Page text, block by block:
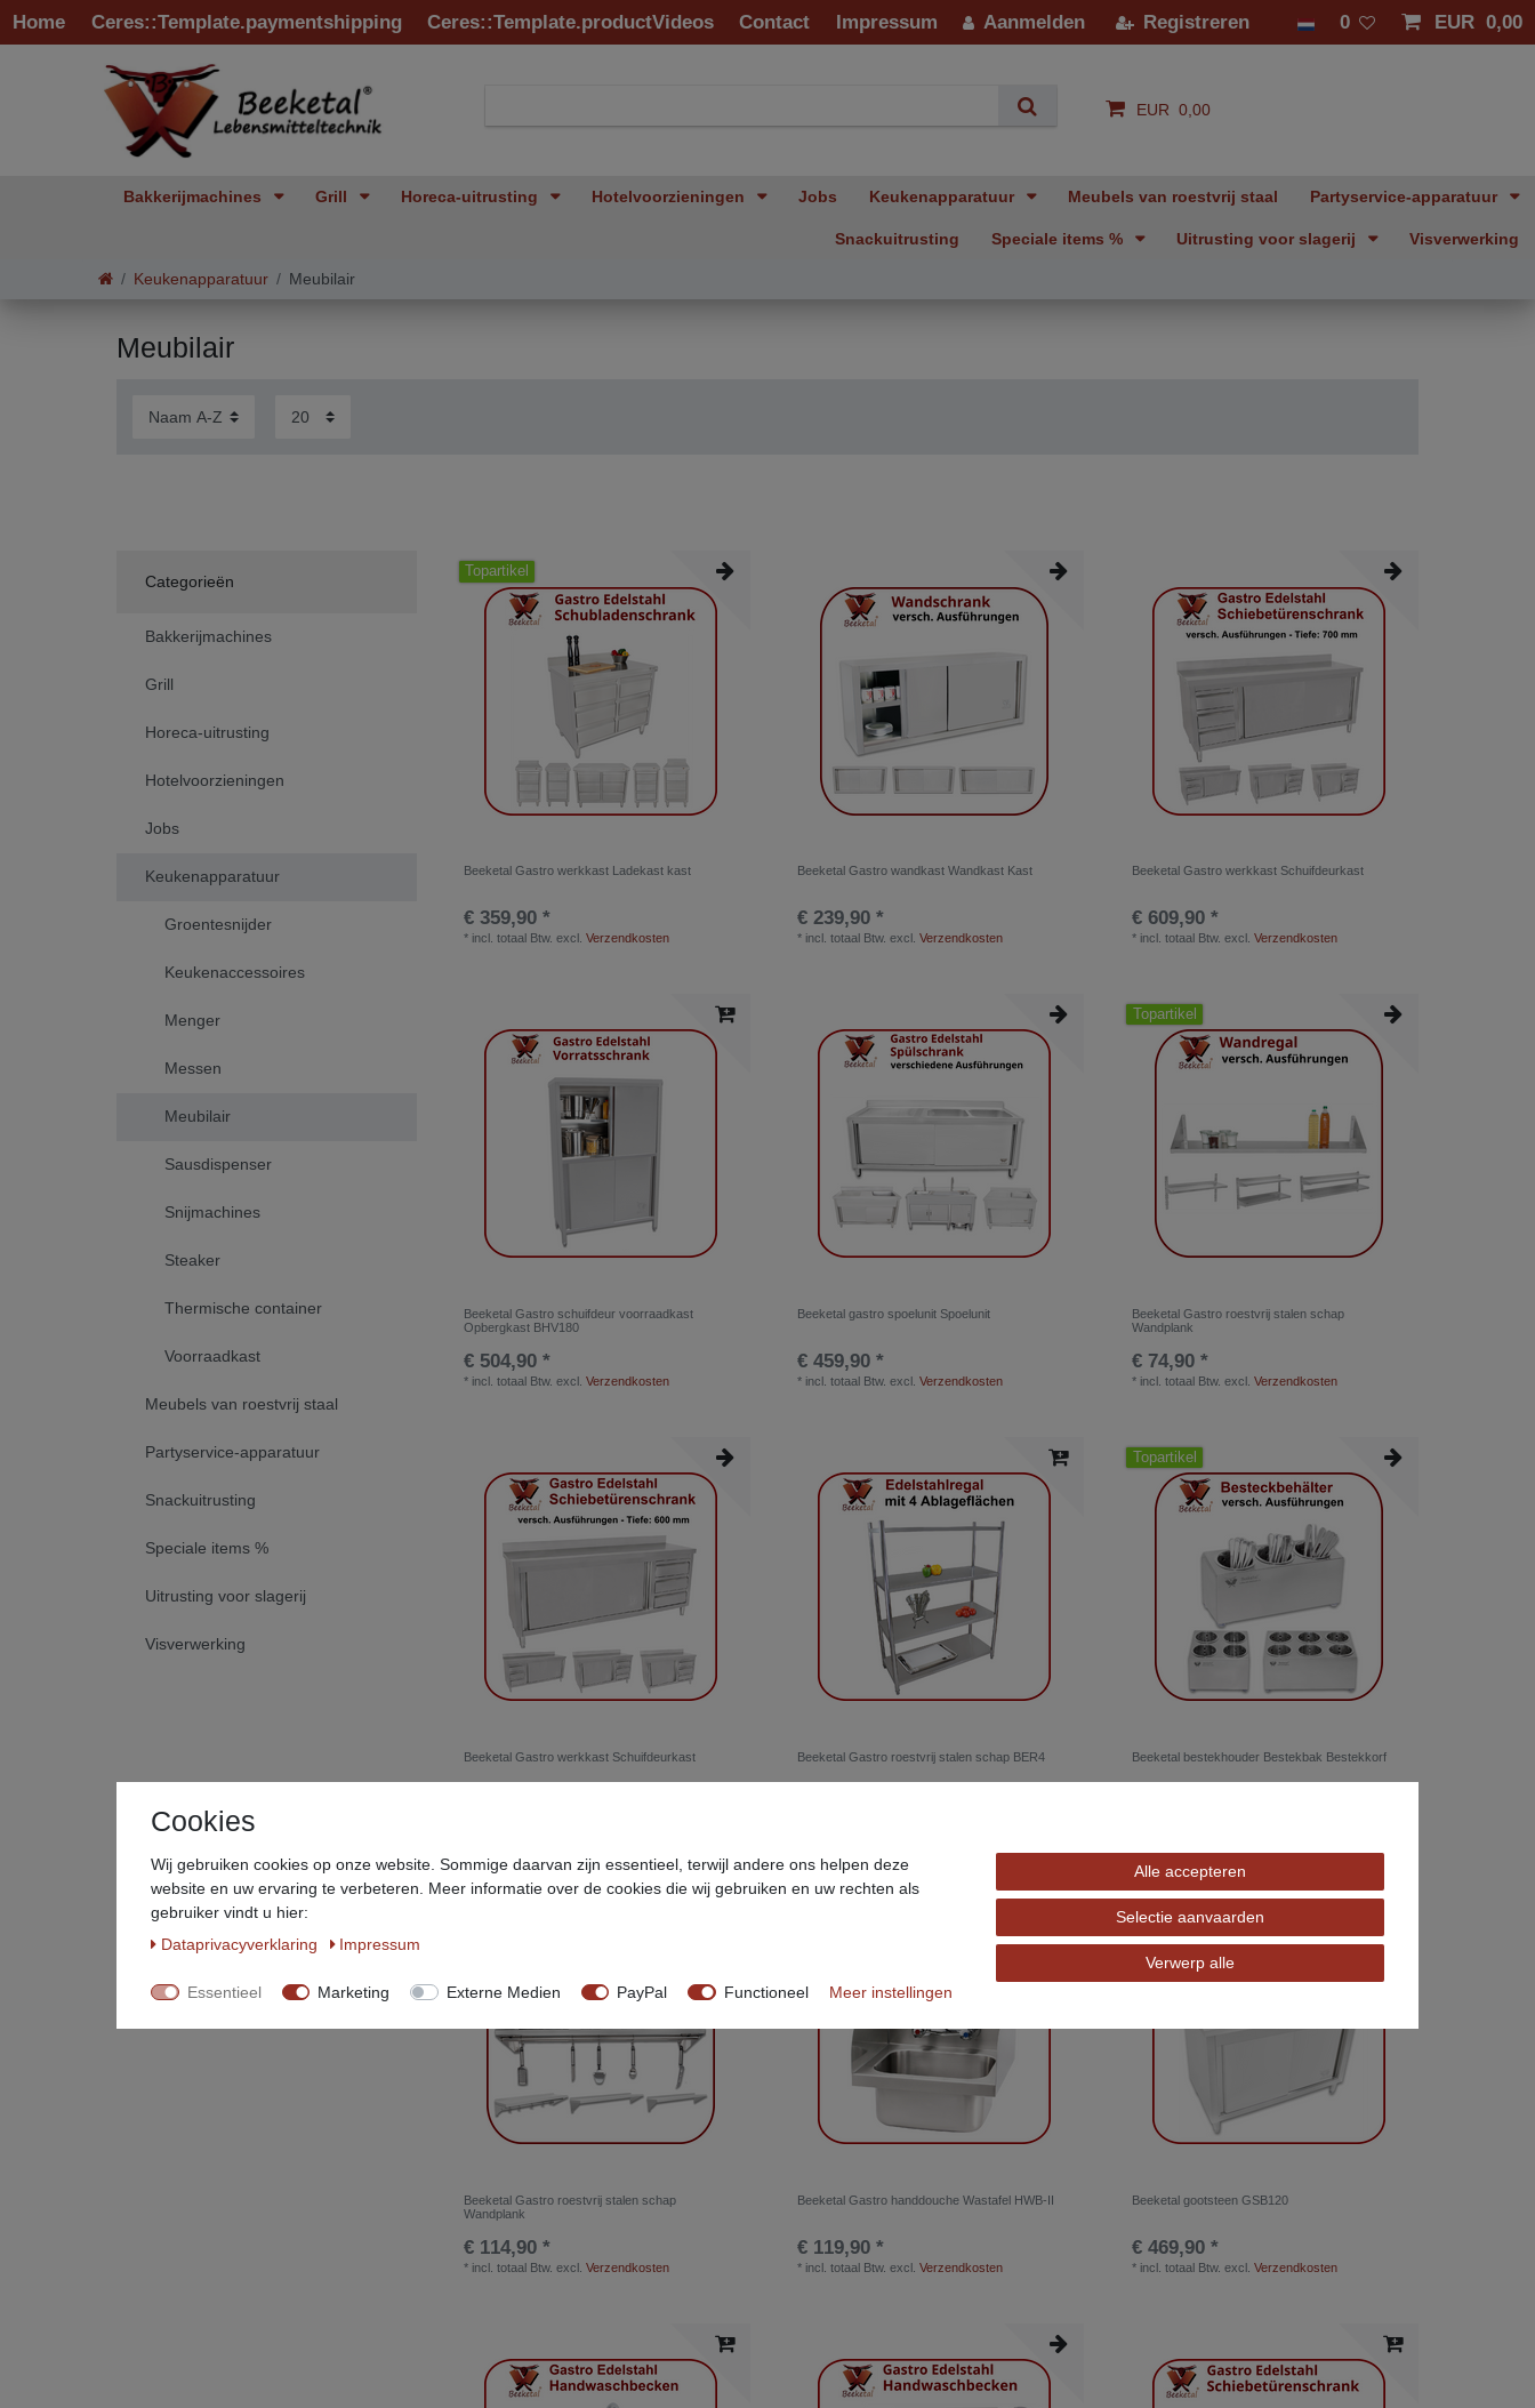
Home Ceres::Template.paymentshipping Ceres::Template.productVideos Contact Impressum Aanmelden Registreren 0 EUR 0,00
EUR 0,00
Bakkerijmachines Grill Horeca-uitrusting Hotelvoorzieningen Jobs Keukenapparatuur Meubels van roestvrij staal Partyservice-apparatuur
Snackuitrusting Speciale items % Uitrusting voor slagerij Visverwerking
Keukenapparatuur Meubilair
Meubilair
Categorieën
Bakkerijmachines
Grill
Horeca-uitrusting
Hotelvoorzieningen
Jobs
Keukenapparatuur
Groentesnijder
Keukenaccessoires
Menger
Messen
Meubilair
Sausdispenser
Snijmachines
Steaker
Thermische container
Voorraadkast
Meubels van roestvrij staal
Partyservice-apparatuur
Snackuitrusting
Speciale items %
Uitrusting voor slagerij
Visverwerking
Topartikel
Beeketal Gastro werkkast Ladekast kast
€ 359,90 *
* incl. totaal Btw. excl. Verzendkosten
Beeketal Gastro wandkast Wandkast Kast
€ 239,90 *
* incl. totaal Btw. excl.Verzendkosten
Beeketal Gastro werkkast Schuifdeurkast
€ 609,90 *
* incl. totaal Btw. excl. Verzendkosten
Beeketal Gastro schuifdeur voorraadkast
Opbergkast BHV180
€ 504,90 *
* incl. totaal Btw. excl. Verzendkosten
Beeketal gastro spoelunit Spoelunit
€ 459,90 *
* incl. totaal Btw. excl.Verzendkosten
Topartikel
Beeketal Gastro roestvrij stalen schap
Wandplank
€ 74,90 *
* incl. totaal Btw. excl. Verzendkosten
Beeketal Gastro werkkast Schuifdeurkast Beeketal Gastro roestvrij stalen schap BER4
Topartikel
Beeketal bestekhouder Bestekbak Bestekkorf
Beeketal Gastro roestvrij stalen schap
Wandplank
€ 114,90 *
* incl. totaal Btw. excl. Verzendkosten
Beeketal Gastro handdouche Wastafel HWB-II
€ 119,90 *
* incl. totaal Btw. excl.Verzendkosten
Beeketal gootsteen GSB120
€ 469,90 *
* incl. totaal Btw. excl. Verzendkosten
Cookies
Wij gebruiken cookies op onze website. Sommige daarvan zijn essentieel, terwijl andere ons helpen deze
website en uw ervaring te verbeteren. Meer informatie over de cookies die wij gebruiken en uw rechten als
gebruiker vindt u hier:
Data­privacy­verklaring
Impressum
Essentieel Marketing Externe Medien PayPal Functioneel Meer instellingen
Alle accepteren
Selectie aanvaarden
Verwerp alle